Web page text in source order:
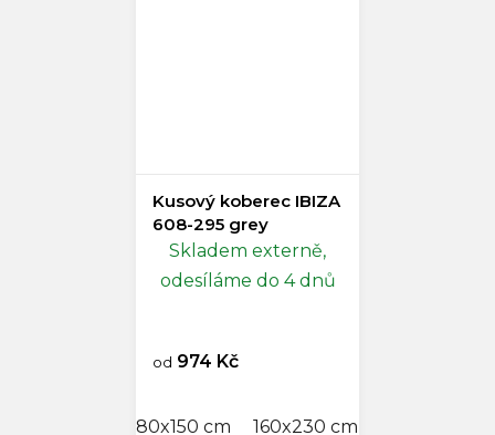
Kusový koberec IBIZA
608-295 grey
Skladem externě,
odesíláme do 4 dnů
od 974 Kč
80x150 cm 160x230 cm